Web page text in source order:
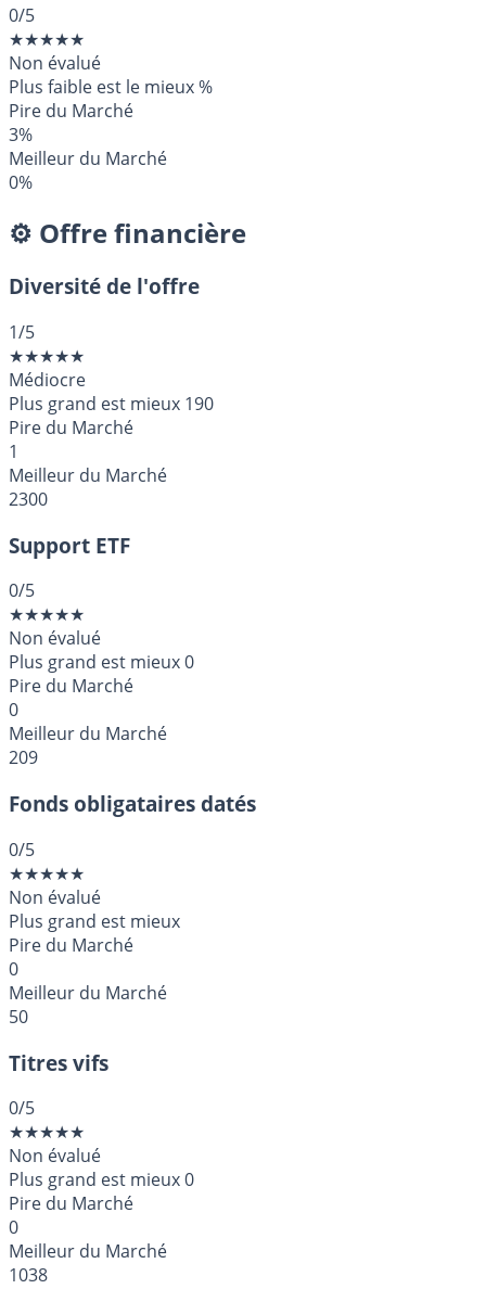
0/5
★★★★★
Non évalué
Plus faible est le mieux%
Pire du Marché
3%
Meilleur du Marché
0%
⚙️ Offre financière
Diversité de l'offre
1/5
★★★★★
Médiocre
Plus grand est mieux 190
Pire du Marché
1
Meilleur du Marché
2300
Support ETF
0/5
★★★★★
Non évalué
Plus grand est mieux0
Pire du Marché
0
Meilleur du Marché
209
Fonds obligataires datés
0/5
★★★★★
Non évalué
Plus grand est mieux
Pire du Marché
0
Meilleur du Marché
50
Titres vifs
0/5
★★★★★
Non évalué
Plus grand est mieux0
Pire du Marché
0
Meilleur du Marché
1038